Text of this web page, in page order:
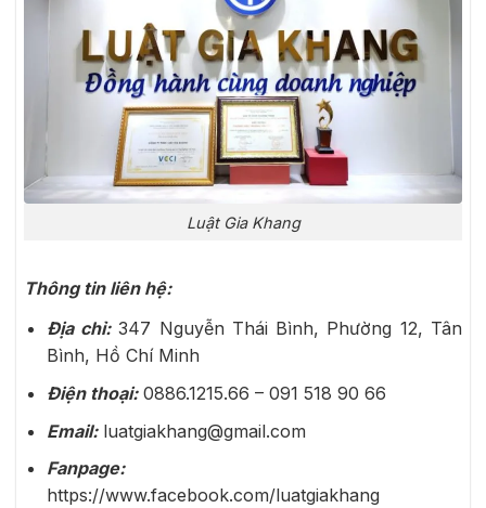
Luật Gia Khang
Thông tin liên hệ:
Địa chỉ: 347 Nguyễn Thái Bình, Phường 12, Tân
Bình, Hồ Chí Minh
Điện thoại:0886.1215.66 – 091 518 90 66
Email:luatgiakhang@gmail.com
Fanpage:
https://www.facebook.com/luatgiakhang